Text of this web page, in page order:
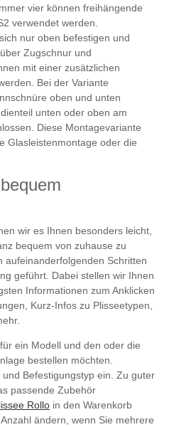
vier können freihängende
verwendet werden.
nur oben befestigen und
Zugschnur und
mit einer zusätzlichen
Bei der Variante
oben und unten
unten oder oben am
Diese Montagevariante
Glasleistenmontage oder die
wir es Ihnen besonders leicht,
bequem von zuhause zu
aufeinanderfolgenden Schritten
geführt. Dabei stellen wir Ihnen
Informationen zum Anklicken
Kurz-Infos zu Plisseetypen,
ein Modell und den oder die
bestellen möchten.
Befestigungstyp ein. Zu guter
passende Zubehör
Rollo in den Warenkorb
ändern, wenn Sie mehrere